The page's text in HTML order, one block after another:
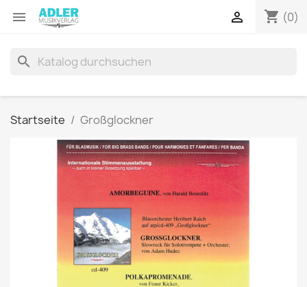
 shopping_cart (0)

search
Startseite Großglockner